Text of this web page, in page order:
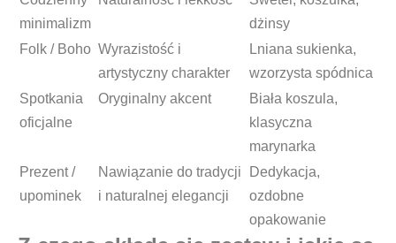
minimalizm
dżinsy
Folk / Boho Wyrazistość i
artystyczny charakter
Lniana sukienka,
wzorzysta spódnica
Spotkania
oficjalne
Oryginalny akcent
Biała koszula,
klasyczna
marynarka
Prezent /
upominek
Nawiązanie do tradycji
i naturalnej elegancji
Dedykacja,
ozdobne
opakowanie